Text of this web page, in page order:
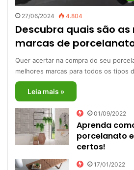
27/06/2024 4.804
Descubra quais são as
marcas de
Quer acertar na compra do seu
melhores marcas para todos os tipos
Leia mais »
01/09/2022
Aprenda
porcelanato
certos!
17/01/2022